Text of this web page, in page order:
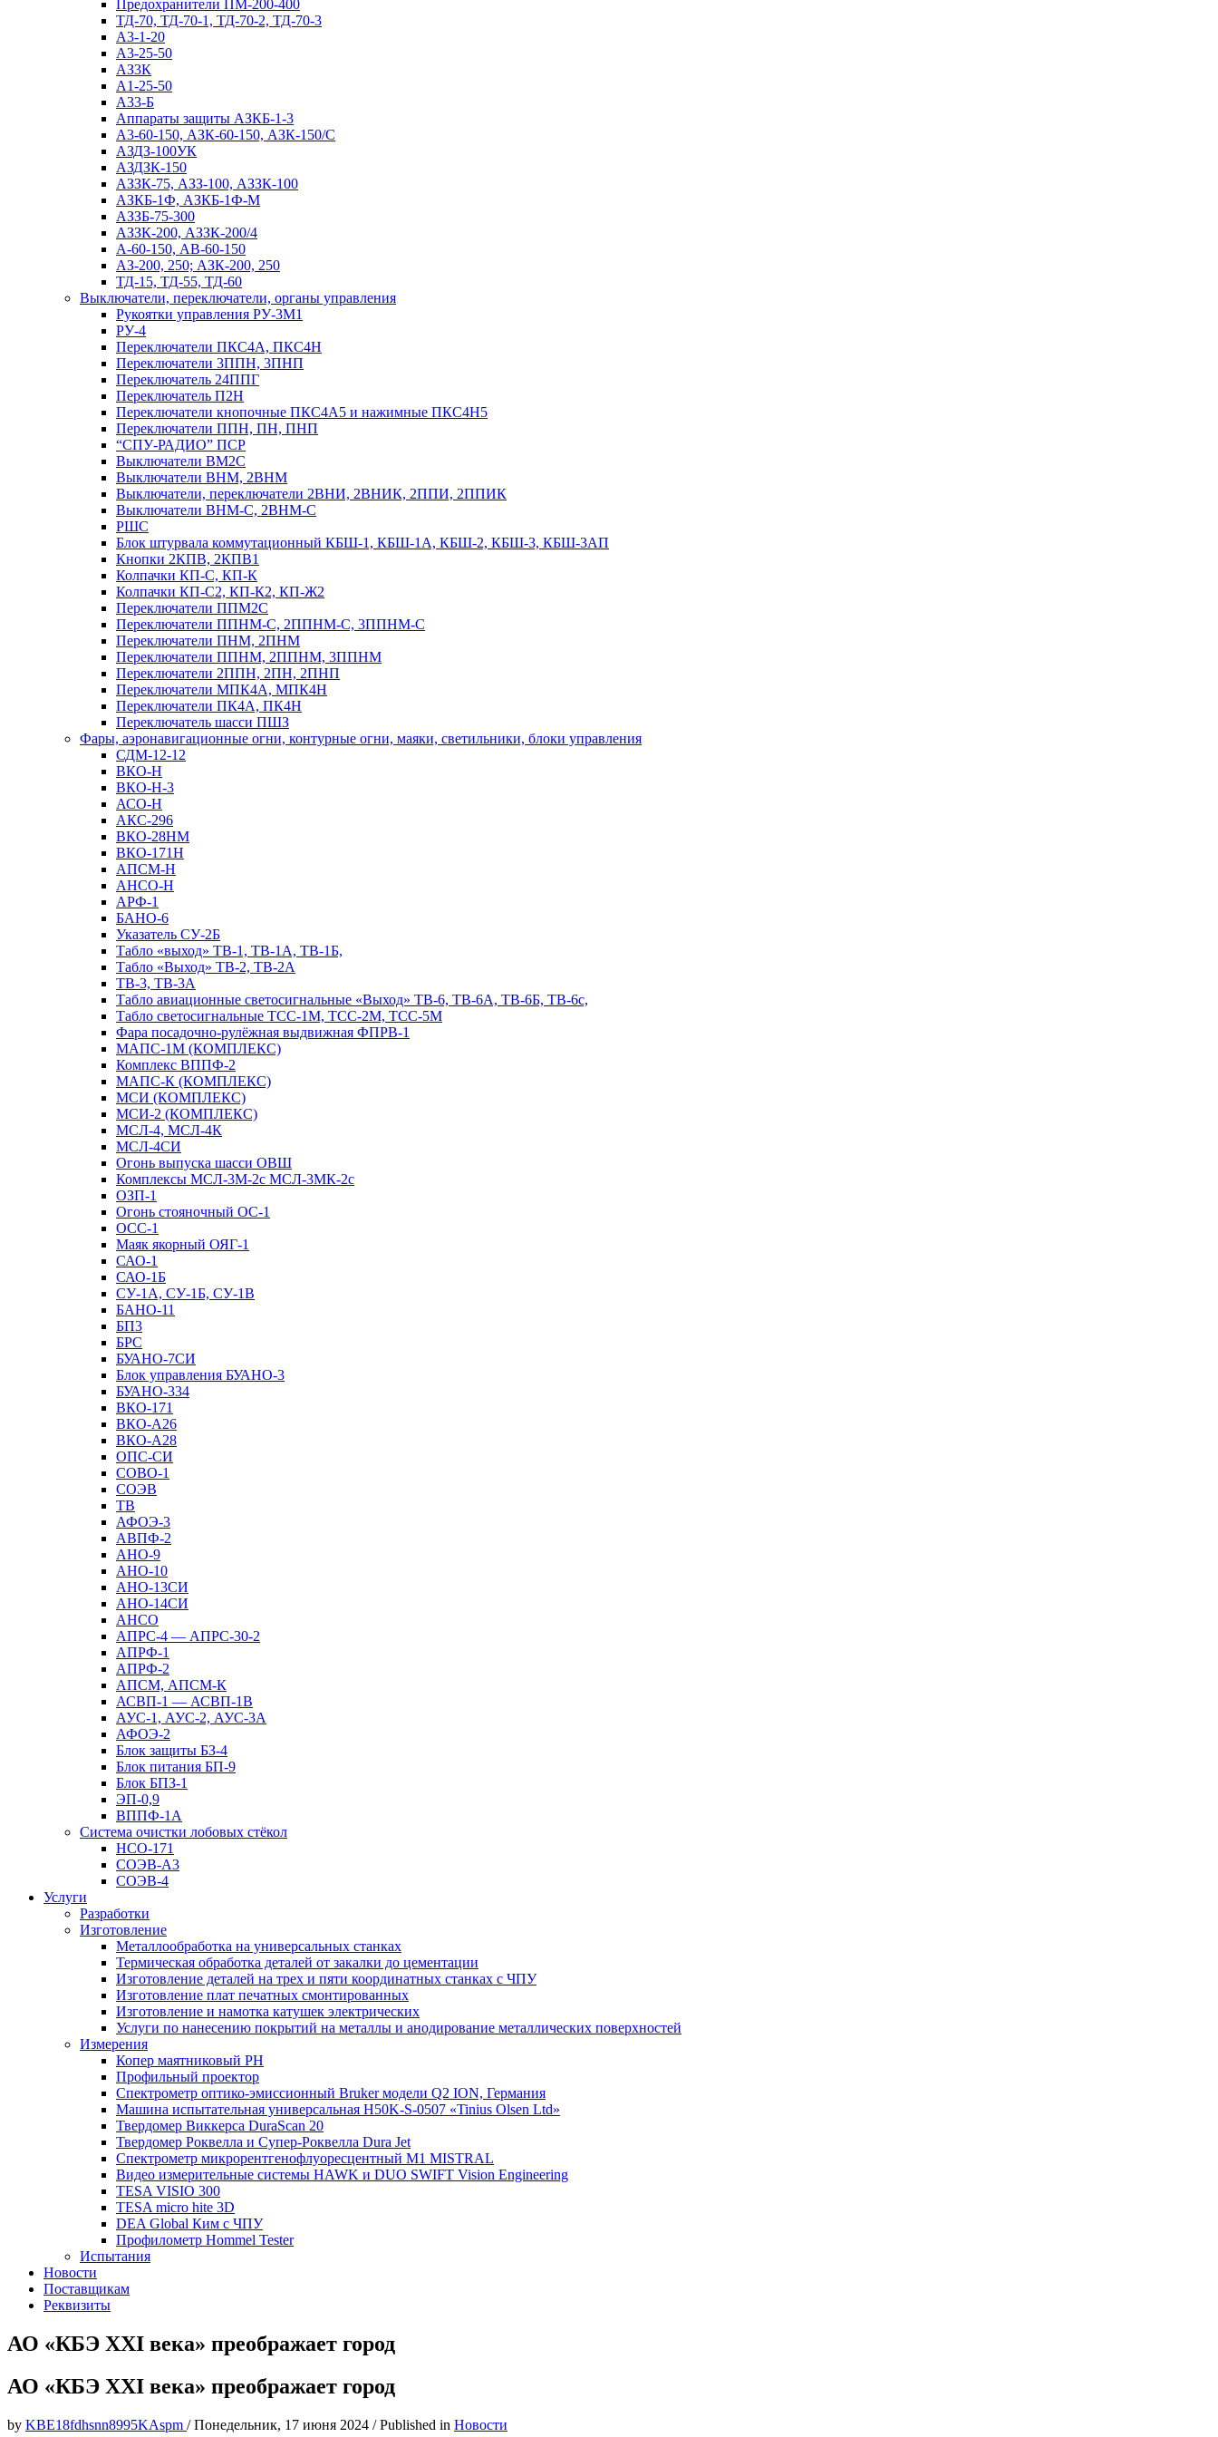
Предохранители ПМ-200-400
ТД-70, ТД-70-1, ТД-70-2, ТД-70-3
А3-1-20
А3-25-50
АЗ3К
А1-25-50
А33-Б
Аппараты защиты АЗКБ-1-3
А3-60-150, АЗК-60-150, АЗК-150/С
АЗДЗ-100УК
АЗДЗК-150
АЗЗК-75, АЗЗ-100, АЗЗК-100
АЗКБ-1Ф, АЗКБ-1Ф-М
АЗЗБ-75-300
АЗЗК-200, АЗЗК-200/4
А-60-150, АВ-60-150
АЗ-200, 250; АЗК-200, 250
ТД-15, ТД-55, ТД-60
Выключатели, переключатели, органы управления
Рукоятки управления РУ-3М1
РУ-4
Переключатели ПКС4А, ПКС4Н
Переключатели 3ППН, 3ПНП
Переключатель 24ППГ
Переключатель П2Н
Переключатели кнопочные ПКС4А5 и нажимные ПКС4Н5
Переключатели ППН, ПН, ПНП
“СПУ-РАДИО” ПСР
Выключатели ВМ2С
Выключатели ВНМ, 2ВНМ
Выключатели, переключатели 2ВНИ, 2ВНИК, 2ППИ, 2ППИК
Выключатели ВНМ-С, 2ВНМ-С
РШС
Блок штурвала коммутационный КБШ-1, КБШ-1А, КБШ-2, КБШ-3, КБШ-3АП
Кнопки 2КПВ, 2КПВ1
Колпачки КП-С, КП-К
Колпачки КП-С2, КП-К2, КП-Ж2
Переключатели ППМ2С
Переключатели ППНМ-С, 2ППНМ-С, 3ППНМ-С
Переключатели ПНМ, 2ПНМ
Переключатели ППНМ, 2ППНМ, 3ППНМ
Переключатели 2ППН, 2ПН, 2ПНП
Переключатели МПК4А, МПК4Н
Переключатели ПК4А, ПК4Н
Переключатель шасси ПШЗ
Фары, аэронавигационные огни, контyрные огни, маяки, светильники, блоки управления
СДМ-12-12
ВКО-Н
ВКО-Н-3
АСО-Н
АКС-296
ВКО-28НМ
ВКО-171Н
АПСМ-Н
АНСО-Н
АРФ-1
БАНО-6
Указатель СУ-2Б
Табло «выход» ТВ-1, ТВ-1А, ТВ-1Б,
Табло «Выход» ТВ-2, ТВ-2А
ТВ-3, ТВ-3А
Табло авиационные светосигнальные «Выход» ТВ-6, ТВ-6А, ТВ-6Б, ТВ-6с,
Табло светосигнальные ТСС-1М, ТСС-2М, ТСС-5М
Фара посадочно-рулёжная выдвижная ФПРВ-1
МАПС-1М (КОМПЛЕКС)
Комплекс ВППФ-2
МАПС-К (КОМПЛЕКС)
МСИ (КОМПЛЕКС)
МСИ-2 (КОМПЛЕКС)
МСЛ-4, МСЛ-4К
МСЛ-4СИ
Огонь выпуска шасси ОВШ
Комплексы МСЛ-3М-2с МСЛ-3МК-2с
ОЗП-1
Огонь стояночный ОС-1
ОСС-1
Маяк якорный ОЯГ-1
САО-1
САО-1Б
СУ-1А, СУ-1Б, СУ-1В
БАНО-11
БП3
БРС
БУАНО-7СИ
Блок управления БУАНО-3
БУАНО-334
ВКО-171
ВКО-А26
ВКО-А28
ОПС-СИ
СОВО-1
СОЭВ
ТВ
АФОЭ-3
АВПФ-2
АНО-9
АНО-10
АНО-13СИ
АНО-14СИ
АНСО
АПРС-4 — АПРС-30-2
АПРФ-1
АПРФ-2
АПСМ, АПСМ-К
АСВП-1 — АСВП-1В
АУС-1, АУС-2, АУС-3А
АФОЭ-2
Блок защиты БЗ-4
Блок питания БП-9
Блок БПЗ-1
ЭП-0,9
ВППФ-1А
Система очистки лобовых стёкол
НСО-171
СОЭВ-А3
СОЭВ-4
Услуги
Разработки
Изготовление
Металлообработка на универсальных станках
Термическая обработка деталей от закалки до цементации
Изготовление деталей на трех и пяти координатных станках с ЧПУ
Изготовление плат печатных смонтированных
Изготовление и намотка катушек электрических
Услуги по нанесению покрытий на металлы и анодирование металлических поверхностей
Измерения
Копер маятниковый РН
Профильный проектор
Спектрометр оптико-эмиссионный Bruker модели Q2 ION, Германия
Машина испытательная универсальная H50K-S-0507 «Tinius Olsen Ltd»
Твердомер Виккерса DuraScan 20
Твердомер Роквелла и Супер-Роквелла Dura Jet
Спектрометр микрорентгенофлуоресцентный М1 MISTRAL
Видео измерительные системы HAWK и DUO SWIFT Vision Engineering
TESA VISIO 300
TESA micro hite 3D
DEA Global Ким с ЧПУ
Профилометр Hommel Tester
Испытания
Новости
Поставщикам
Реквизиты
АО «КБЭ XXI века» преображает город
АО «КБЭ XXI века» преображает город
by KBE18fdhsnn8995KAspm /Понедельник, 17 июня 2024 /Published in Новости